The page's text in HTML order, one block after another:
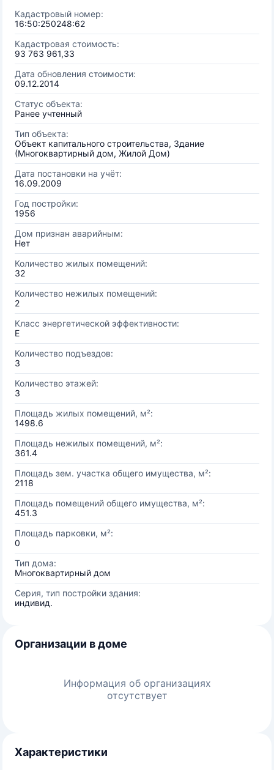
Кадастровый номер:
16:50:250248:62
Кадастровая стоимость:
93 763 961,33
Дата обновления стоимости:
09.12.2014
Статус объекта:
Ранее учтенный
Тип объекта:
Объект капитального строительства, Здание
(Многоквартирный дом, Жилой Дом)
Дата постановки на учёт:
16.09.2009
Год постройки:
1956
Дом признан аварийным:
Нет
Количество жилых помещений:
32
Количество нежилых помещений:
2
Класс энергетической эффективности:
E
Количество подъездов:
3
Количество этажей:
3
Площадь жилых помещений, м²:
1498.6
Площадь нежилых помещений, м²:
361.4
Площадь зем. участка общего имущества, м²:
2118
Площадь помещений общего имущества, м²:
451.3
Площадь парковки, м²:
0
Тип дома:
Многоквартирный дом
Серия, тип постройки здания:
индивид.
Организации в доме
Информация об организациях
отсутствует
Характеристики